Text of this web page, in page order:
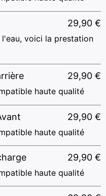
29,90 €
voici la prestation
29,90 €
haute qualité
29,90 €
haute qualité
29,90 €
haute qualité